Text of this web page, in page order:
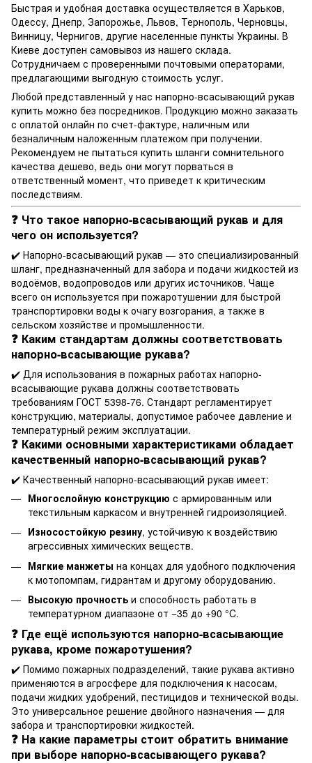
Быстрая и удобная доставка осуществляется в Харьков,
Одессу, Днепр, Запорожье, Львов, Тернополь, Черновцы,
Винницу, Чернигов, другие населенные пункты Украины. В
Киеве доступен самовывоз из нашего склада.
Сотрудничаем с проверенными почтовыми операторами,
предлагающими выгодную стоимость услуг.
Любой представленный у нас напорно-всасывающий рукав
купить можно без посредников. Продукцию можно заказать
с оплатой онлайн по счет-фактуре, наличным или
безналичным наложенным платежом при получении.
Рекомендуем не пытаться купить шланги сомнительного
качества дешево, ведь они могут порваться в
ответственный момент, что приведет к критическим
последствиям.
❓ Что такое напорно-всасывающий рукав и для
чего он используется?
✔️ Напорно-всасывающий рукав — это специализированный
шланг, предназначенный для забора и подачи жидкостей из
водоёмов, водопроводов или других источников. Чаще
всего он используется при пожаротушении для быстрой
транспортировки воды к очагу возгорания, а также в
сельском хозяйстве и промышленности.
❓ Каким стандартам должны соответствовать
напорно-всасывающие рукава?
✔️ Для использования в пожарных работах напорно-
всасывающие рукава должны соответствовать
требованиям ГОСТ 5398-76. Стандарт регламентирует
конструкцию, материалы, допустимое рабочее давление и
температурный режим эксплуатации.
❓ Какими основными характеристиками обладает
качественный напорно-всасывающий рукав?
✔️ Качественный напорно-всасывающий рукав имеет:
Многослойную конструкцию с армированным или
текстильным каркасом и внутренней гидроизоляцией.
Износостойкую резину, устойчивую к воздействию
агрессивных химических веществ.
Мягкие манжеты на концах для удобного подключения
к мотопомпам, гидрантам и другому оборудованию.
Высокую прочность и способность работать в
температурном диапазоне от −35 до +90 °C.
❓ Где ещё используются напорно-всасывающие
рукава, кроме пожаротушения?
✔️ Помимо пожарных подразделений, такие рукава активно
применяются в агросфере для подключения к насосам,
подачи жидких удобрений, пестицидов и технической воды.
Это универсальное решение двойного назначения — для
забора и транспортировки жидкостей.
❓ На какие параметры стоит обратить внимание
при выборе напорно-всасывающего рукава?